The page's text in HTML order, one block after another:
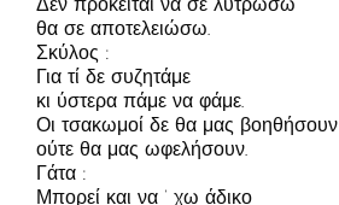
θα σε αποτελειώσω.
Σκύλος :
Για τί δε συζητάμε
κι ύστερα πάμε να φάμε.
Οι τσακωμοί δε θα μας βοηθήσουν
ούτε θα μας ωφελήσουν.
Γάτα :
Μπορεί και να ‘ χω άδικο